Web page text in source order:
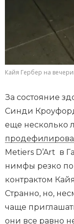
Кайя Гербер на
За состояние
Синди
еще несколько
Metiers D’Art в
нимфы резко
контрактом
Странно, но,
чаще
они все равно